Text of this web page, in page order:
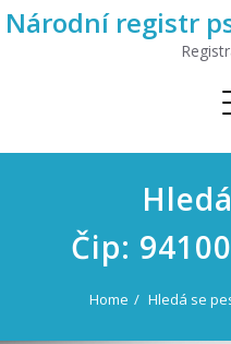
Národní registr
Čip:
Home Hledá se